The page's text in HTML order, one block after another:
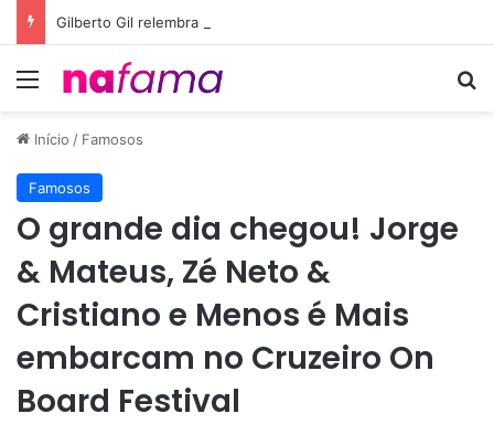
Menu
Início / Famosos
Famosos
O grande dia chegou! Jorge
& Mateus, Zé Neto &
Cristiano e Menos é Mais
embarcam no Cruzeiro On
Board Festival